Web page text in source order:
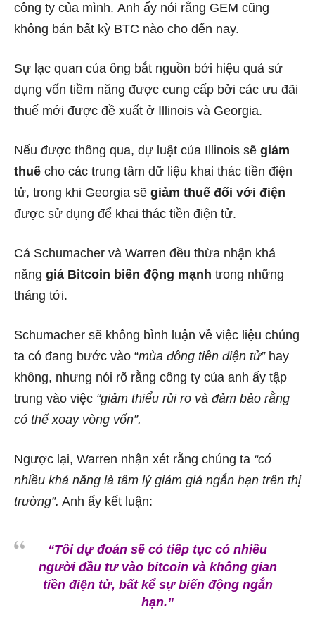
công ty của mình. Anh ấy nói rằng GEM cũng
không bán bất kỳ BTC nào cho đến nay.
Sự lạc quan của ông bắt nguồn bởi hiệu quả sử
dụng vốn tiềm năng được cung cấp bởi các ưu đãi
thuế mới được đề xuất ở Illinois và Georgia.
Nếu được thông qua, dự luật của Illinois sẽ giảm
thuế cho các trung tâm dữ liệu khai thác tiền điện
tử, trong khi Georgia sẽ giảm thuế đối với điện
được sử dụng để khai thác tiền điện tử.
Cả Schumacher và Warren đều thừa nhận khả
năng giá Bitcoin biến động mạnh trong những
tháng tới.
Schumacher sẽ không bình luận về việc liệu chúng
ta có đang bước vào “mùa đông tiền điện tử”hay
không, nhưng nói rõ rằng công ty của anh ấy tập
trung vào việc “giảm thiểu rủi ro và đảm bảo rằng
có thể xoay vòng vốn”.
Ngược lại, Warren nhận xét rằng chúng ta “có
nhiều khả năng là tâm lý giảm giá ngắn hạn trên thị
trường”. Anh ấy kết luận:
“Tôi dự đoán sẽ có tiếp tục có nhiều
người đầu tư vào bitcoin và không gian
tiền điện tử, bất kể sự biến động ngắn
hạn.”